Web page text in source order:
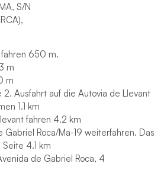
S/N
fahren 650 m.
m
m
Ausfahrt auf die Autovia de Llevant
1.1 km
fahren 4.2 km
Roca/Ma-19 weiterfahren. Das
4.1 km
de Gabriel Roca, 4